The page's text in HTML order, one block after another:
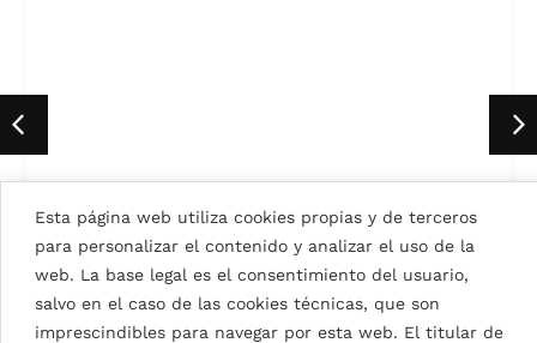
Esta página web utiliza cookies propias y de terceros
para personalizar el contenido y analizar el uso de la
web. La base legal es el consentimiento del usuario,
salvo en el caso de las cookies técnicas, que son
imprescindibles para navegar por esta web. El titular de
SIGNAL WHITE 9003